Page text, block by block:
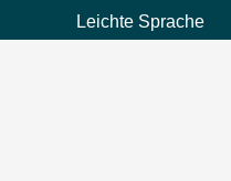
Preheader
Leichte Sprache